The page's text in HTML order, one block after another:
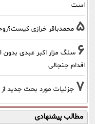
است
5 محمدباقر خرازی
6 سنگ مزار اکبر عبدی
اقدام جنجالی
7 جزئیات مورد بحث جدید
مطالب پیشنهادی